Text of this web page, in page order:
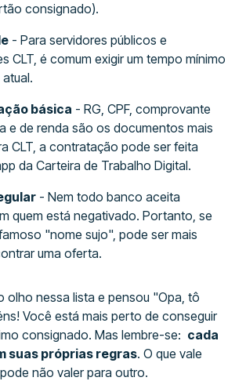
consignado).
- Para servidores públicos e
CLT, é comum exigir um tempo mínimo
básica - RG, CPF, comprovante
e de renda são os documentos mais
CLT, a contratação pode ser feita
da Carteira de Trabalho Digital.
- Nem todo banco aceita
quem está negativado. Portanto, se
"nome sujo", pode ser mais
uma oferta.
olho nessa lista e pensou "Opa, tô
Você está mais perto de conseguir
consignado. Mas lembre-se: cada
suas próprias regras. O que vale
não valer para outro.